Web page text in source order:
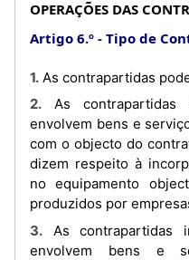
OPERAÇÕES DAS
Artigo 6.º
Tipo de
1. As contrapartidas
2. As contrapartidas directas são aquelas que
envolvem bens e
com o objecto do
dizem respeito à
no equipamento
produzidos por
3. As contrapartidas indirectas são aquelas que
envolvem bens e